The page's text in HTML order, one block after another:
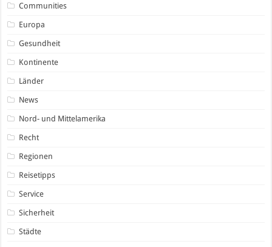
Communities
Europa
Gesundheit
Kontinente
Länder
News
Nord- und Mittelamerika
Recht
Regionen
Reisetipps
Service
Sicherheit
Städte